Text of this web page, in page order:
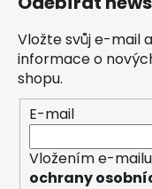
Vložte svůj e-mail
informace o
shopu.
E-mail
Vložením e-
ochrany